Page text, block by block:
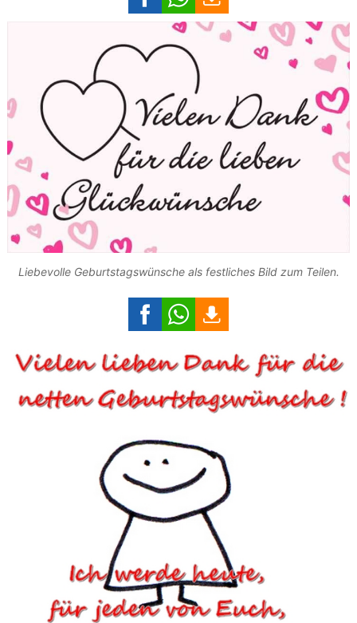
Liebevolle Geburtstagswünsche als festliches Bild zum Teilen.